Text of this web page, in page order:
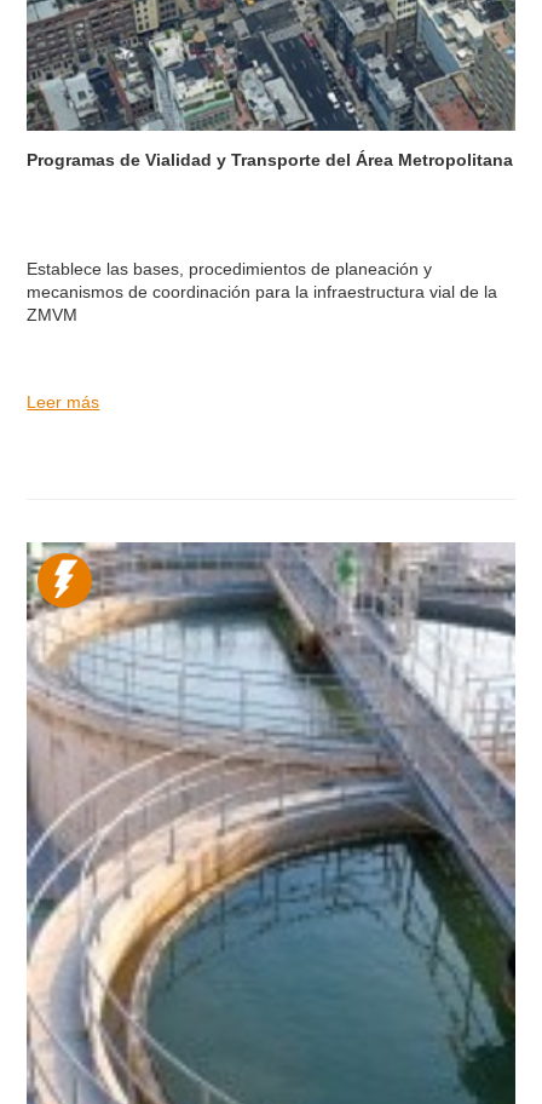
Programas de Vialidad y Transporte del Área Metropolitana
Establece las bases, procedimientos de planeación y
mecanismos de coordinación para la infraestructura vial de la
ZMVM
Leer más